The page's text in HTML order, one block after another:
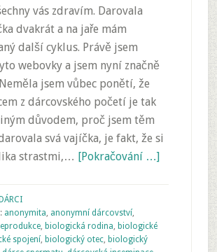
vás zdravím. Darovala
dvakrát a na jaře mám
další cyklus. Právě jsem
webovky a jsem nyní značně
jsem vůbec ponětí, že
z dárcovského početí je tak
důvodem, proč jsem těm
svá vajíčka, je fakt, že si
strastmi,… [Pokračování …]
DÁRCI
anonymita, anonymní dárcovství,
, biologická rodina, biologické
spojení, biologický otec, biologický